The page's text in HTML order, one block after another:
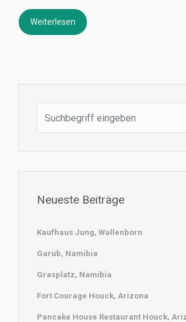
Weiterlesen
Neueste Beiträge
Kaufhaus Jung, Wallenborn
Garub, Namibia
Grasplatz, Namibia
Fort Courage Houck, Arizona
Pancake House Restaurant Houck,